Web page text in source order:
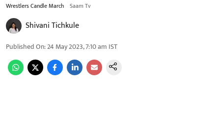
Wrestlers Candle March Saam Tv
Shivani Tichkule
Published On:24 May 2023, 7:10 am IST